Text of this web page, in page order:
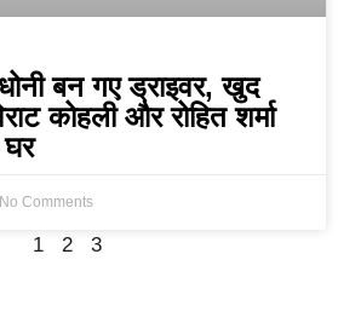
बन गए ड्राइवर, खुद
कोहली और रोहित शर्मा
No Comments
1 2 3